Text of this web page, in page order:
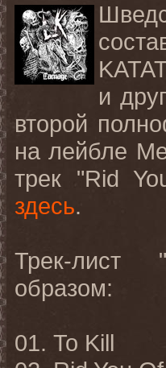
и
второй
на лейбле
трек "Rid
здесь.
Трек-лист "
образом:
01. To Kill